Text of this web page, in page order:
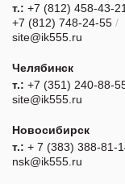
т.: +7 (812) 458-43-21
+7 (812) 748-24-55 /
site@ik555.ru
Челябинск
т.: +7 (351) 240-88-
site@ik555.ru
Новосибирск
т.: + 7 (383) 388-81-
nsk@ik555.ru